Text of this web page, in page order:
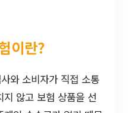
이란?
와 소비자가 직접 소통
않고 보험 상품을 선